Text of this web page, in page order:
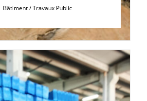
Bâtiment / Travaux Public